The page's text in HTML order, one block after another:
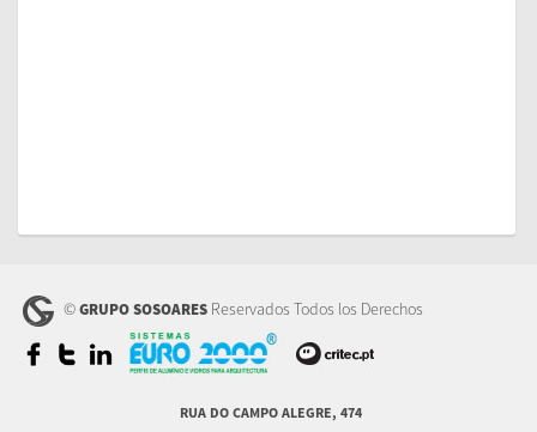
©GRUPO SOSOARES Reservados Todos los Derechos
RUA DO CAMPO ALEGRE, 474